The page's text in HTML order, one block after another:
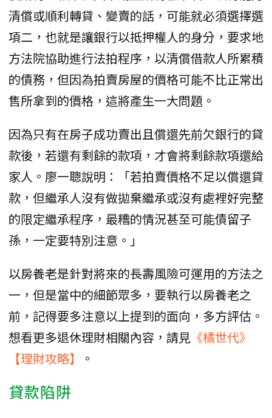
清償或順利轉貸、變賣的話，可能就必須選擇選
項二，也就是讓銀行以抵押權人的身分，要求地
方法院協助進行法拍程序，以清償借款人所累積
的債務，但因為拍賣房屋的價格可能不比正常出
售所拿到的價格，這將產生一大問題。
因為只有在房子成功賣出且償還先前欠銀行的貸
款後，若還有剩餘的款項，才會將剩餘款項還給
家人。廖一聰說明：「若拍賣價格不足以償還貸
款，但繼承人沒有做拋棄繼承或沒有處裡好完整
的限定繼承程序，最糟的情況甚至可能債留子
孫，一定要特別注意。」
以房養老是針對將來的長壽風險可運用的方法之
一，但是當中的細節眾多，要執行以房養老之
前，記得要多注意以上提到的面向，多方評估。
想看更多退休理財相關內容，請見 《橘世代》
【理財攻略】
。
貸款陷阱